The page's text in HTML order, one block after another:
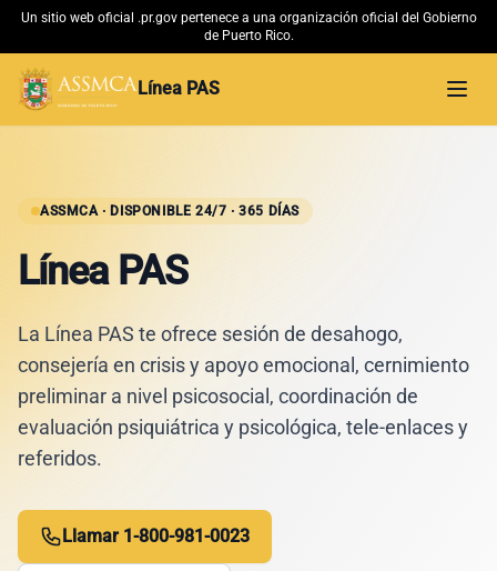
Un sitio web oficial .pr.gov pertenece a una organización oficial del Gobierno
de Puerto Rico.
Línea PAS
Abrir
Material Educativo
Conoce más
ASSMCA →
ASSMCA · DISPONIBLE 24/7 · 365 DÍAS
Línea PAS
La Línea PAS te ofrece sesión de desahogo,
consejería en crisis y apoyo emocional, cernimiento
preliminar a nivel psicosocial, coordinación de
evaluación psiquiátrica y psicológica, tele-enlaces y
referidos.
Llamar 1-800-981-0023